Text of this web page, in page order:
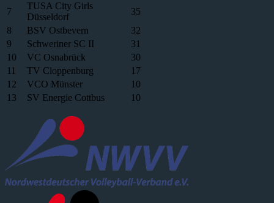
7
TUSA City Girls
Düsseldorf
35
8
BSV Ostbevern
32
9
Schweriner SC II
31
10
VC Osnabrück
30
11
TV Cloppenburg
17
12
VCO Münster
10
13
SV Energie Cottbus 10